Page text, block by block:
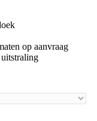
op aanvraag